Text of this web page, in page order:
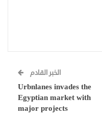
الخبر القادم
Urbnlanes invades the
Egyptian market with
major projects